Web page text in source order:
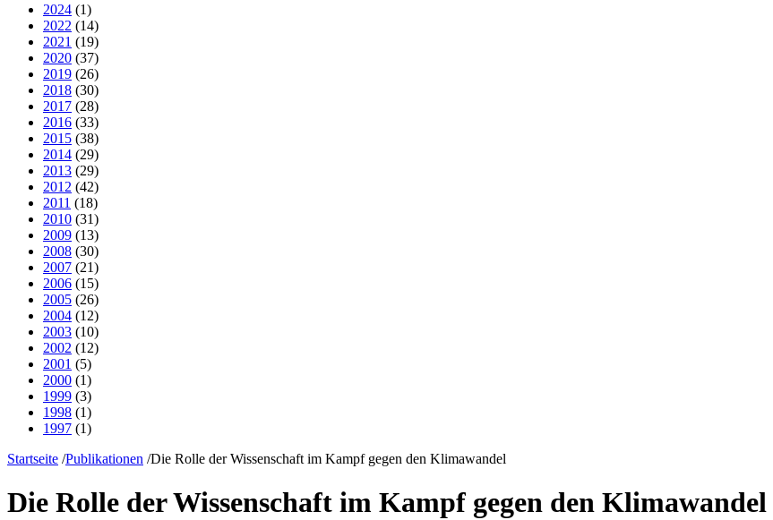
2024 (1)
2022 (14)
2021 (19)
2020 (37)
2019 (26)
2018 (30)
2017 (28)
2016 (33)
2015 (38)
2014 (29)
2013 (29)
2012 (42)
2011 (18)
2010 (31)
2009 (13)
2008 (30)
2007 (21)
2006 (15)
2005 (26)
2004 (12)
2003 (10)
2002 (12)
2001 (5)
2000 (1)
1999 (3)
1998 (1)
1997 (1)
Startseite /Publikationen /Die Rolle der Wissenschaft im Kampf gegen den Klimawandel
Die Rolle der Wissenschaft im Kampf gegen den Klimawandel